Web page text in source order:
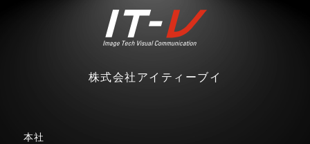
株式会社アイティーブイ
本社